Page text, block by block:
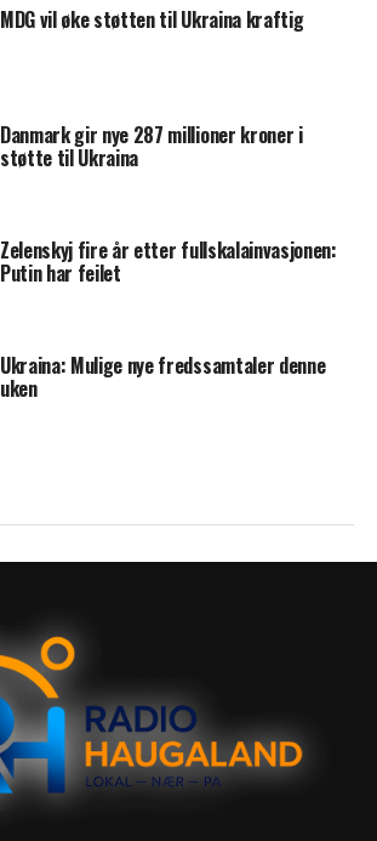
MDG vil øke støtten til Ukraina kraftig
Danmark gir nye 287 millioner kroner i
støtte til Ukraina
Zelenskyj fire år etter fullskalainvasjonen:
Putin har feilet
Ukraina: Mulige nye fredssamtaler denne
uken